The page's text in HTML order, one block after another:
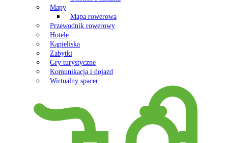
Mapy
Mapa rowerowa
Przewodnik rowerowy
Hotele
Kąpieliska
Zabytki
Gry turystyczne
Komunikacja i dojazd
Wirtualny spacer